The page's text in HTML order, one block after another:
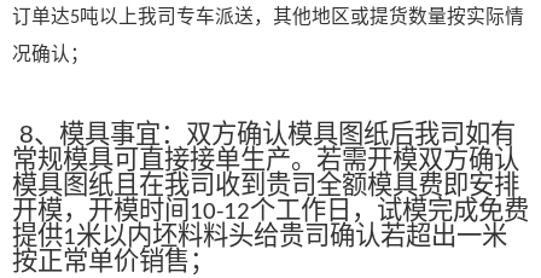
订单达5吨以上我司专车派送，其他地区或提货数量按实际情
况确认；
8、模具事宜：双方确认模具图纸后我司如有
常规模具可直接接单生产。若需开模双方确认
模具图纸且在我司收到贵司全额模具费即安排
开模，开模时间 10-12个工作日，试模完成免费
提供1米以内坯料料头给贵司确认若超出一米
按正常单价销售；